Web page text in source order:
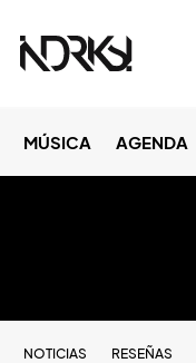
MÚSICA AGENDA
NOTICIAS RESEÑAS